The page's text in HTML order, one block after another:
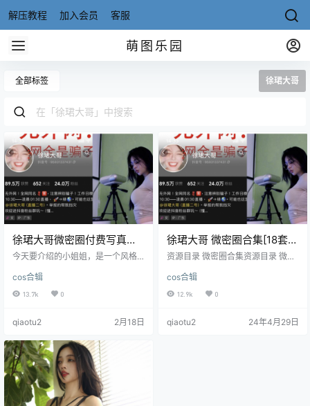
解压教程 加入会员 客服
萌图乐园
全部标签 徐珺大哥
徐珺大哥微密圈付费写真视
频及舰长图片合集下载
今天要介绍的小姐姐，是一个风格
珺大哥！她不仅颜值出众，还非常
擅长“整活”，那种灵动又带点俏皮的
已经突破一百多万，不.
cos合辑
13.7k 0
qiaotu2 2月18日
徐珺大哥 微密圈合集[18套]
[持续更新]
资源目录 微密圈合集资源目录 微密
微密圈 NO.002期 [93P-12.08 MB]
微密圈 NO.003期 [94P-1V 122.73
1 MB] .
cos合辑
12.9k 0
qiaotu2 24年4月29日